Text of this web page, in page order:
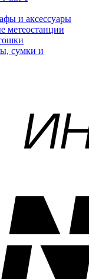
и аксессуары
метеостанции
сумки и